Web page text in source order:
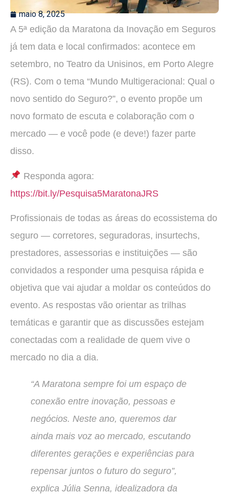
maio 8, 2025
A 5ª edição da Maratona da Inovação em Seguros
já tem data e local confirmados: acontece em
setembro, no Teatro da Unisinos, em Porto Alegre
(RS). Com o tema “Mundo Multigeracional: Qual o
novo sentido do Seguro?”, o evento propõe um
novo formato de escuta e colaboração com o
mercado — e você pode (e deve!) fazer parte
disso.
Responda agora:
https://bit.ly/Pesquisa5MaratonaJRS
Profissionais de todas as áreas do ecossistema do
seguro — corretores, seguradoras, insurtechs,
prestadores, assessorias e instituições — são
convidados a responder uma pesquisa rápida e
objetiva que vai ajudar a moldar os conteúdos do
evento. As respostas vão orientar as trilhas
temáticas e garantir que as discussões estejam
conectadas com a realidade de quem vive o
mercado no dia a dia.
“A Maratona sempre foi um espaço de
conexão entre inovação, pessoas e
negócios. Neste ano, queremos dar
ainda mais voz ao mercado, escutando
diferentes gerações e experiências para
repensar juntos o futuro do seguro”,
explica Júlia Senna, idealizadora da